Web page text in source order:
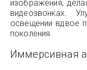
изображения,
видеозвонках.
освещении вдвое
поколения.
Иммерсивная